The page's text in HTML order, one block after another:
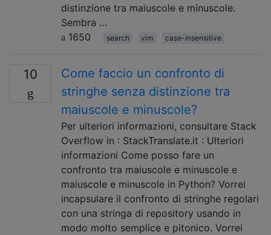
distinzione tra maiuscole e minuscole.
Sembra …
1650
search vim case-insensitive
10
Come faccio un confronto di
stringhe senza distinzione tra
maiuscole e minuscole?
Per ulteriori informazioni, consultare Stack
Overflow in : StackTranslate.it : Ulteriori
informazioni Come posso fare un
confronto tra maiuscole e minuscole e
maiuscole e minuscole in Python? Vorrei
incapsulare il confronto di stringhe regolari
con una stringa di repository usando in
modo molto semplice e pitonico. Vorrei